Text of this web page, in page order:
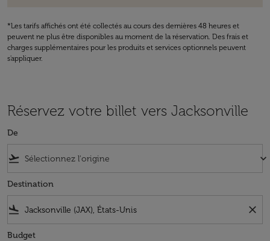
*Les tarifs affichés ont été collectés au cours des dernières 48 heures et
peuvent ne plus être disponibles au moment de la réservation. Des frais et
charges supplémentaires pour les produits et services optionnels peuvent
s'appliquer.
Réservez votre billet vers Jacksonville
De
flight_takeoff keyboard_arrow_down
Destination
flight_land close
Budget